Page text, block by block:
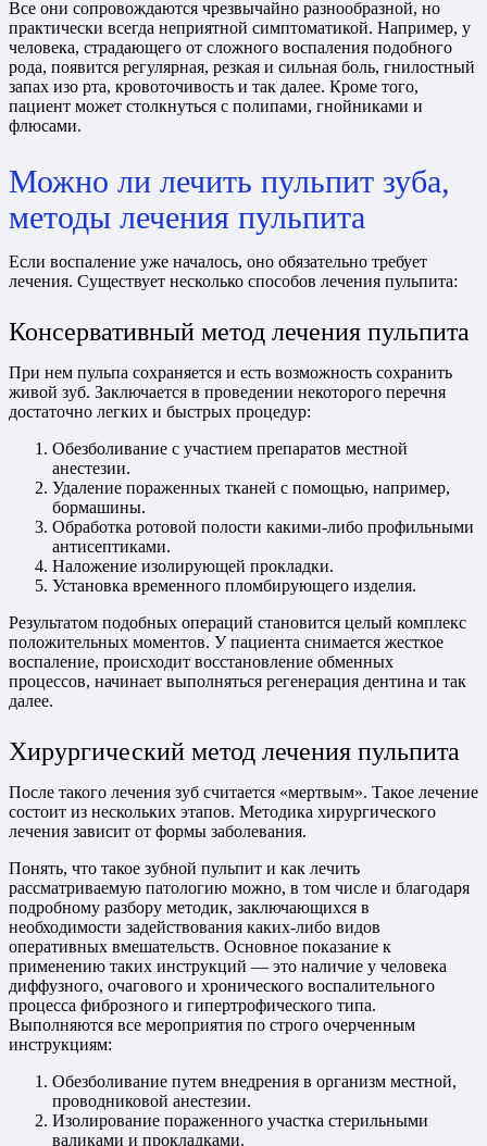
Все они сопровождаются чрезвычайно разнообразной, но
практически всегда неприятной симптоматикой. Например, у
человека, страдающего от сложного воспаления подобного
рода, появится регулярная, резкая и сильная боль, гнилостный
запах изо рта, кровоточивость и так далее. Кроме того,
пациент может столкнуться с полипами, гнойниками и
флюсами.
Можно ли лечить пульпит зуба,
методы лечения пульпита
Если воспаление уже началось, оно обязательно требует
лечения. Существует несколько способов лечения пульпита:
Консервативный метод лечения пульпита
При нем пульпа сохраняется и есть возможность сохранить
живой зуб. Заключается в проведении некоторого перечня
достаточно легких и быстрых процедур:
Обезболивание с участием препаратов местной
анестезии.
Удаление пораженных тканей с помощью, например,
бормашины.
Обработка ротовой полости какими-либо профильными
антисептиками.
Наложение изолирующей прокладки.
Установка временного пломбирующего изделия.
Результатом подобных операций становится целый комплекс
положительных моментов. У пациента снимается жесткое
воспаление, происходит восстановление обменных
процессов, начинает выполняться регенерация дентина и так
далее.
Хирургический метод лечения пульпита
После такого лечения зуб считается «мертвым». Такое лечение
состоит из нескольких этапов. Методика хирургического
лечения зависит от формы заболевания.
Понять, что такое зубной пульпит и как лечить
рассматриваемую патологию можно, в том числе и благодаря
подробному разбору методик, заключающихся в
необходимости задействования каких-либо видов
оперативных вмешательств. Основное показание к
применению таких инструкций — это наличие у человека
диффузного, очагового и хронического воспалительного
процесса фиброзного и гипертрофического типа.
Выполняются все мероприятия по строго очерченным
инструкциям:
Обезболивание путем внедрения в организм местной,
проводниковой анестезии.
Изолирование пораженного участка стерильными
валиками и прокладками.